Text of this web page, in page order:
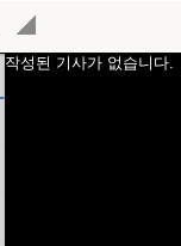
작성된 기사가 없습니다.